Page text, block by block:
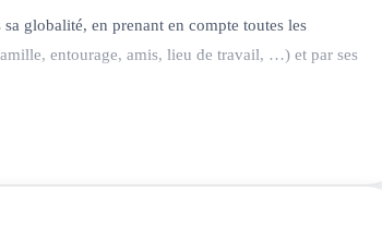
globalité, en prenant en compte toutes les
entourage, amis, lieu de travail, …) et par ses
place dans le monde, dans notre société, et en